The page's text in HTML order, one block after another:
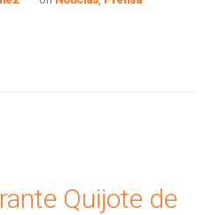
Quijote de